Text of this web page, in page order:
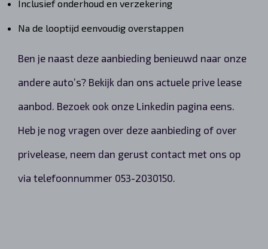
Inclusief onderhoud en verzekering
Na de looptijd eenvoudig overstappen
Ben je naast deze aanbieding benieuwd naar onze
andere auto’s? Bekijk dan ons actuele prive lease
aanbod. Bezoek ook onze Linkedin pagina eens.
Heb je nog vragen over deze aanbieding of over
privelease, neem dan gerust contact met ons op
via telefoonnummer 053-2030150.